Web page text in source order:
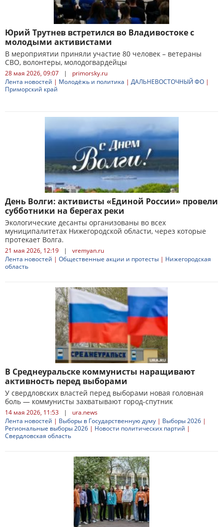
Юрий Трутнев встретился во Владивостоке с
молодыми активистами
В мероприятии приняли участие 80 человек – ветераны
СВО, волонтеры, молодогвардейцы
28 мая 2026, 09:07 |
primorsky.ru
Лента новостей | Молодёжь и политика | ДАЛЬНЕВОСТОЧНЫЙ ФО |
Приморский край
День Волги: активисты «Единой России» провели
субботники на берегах реки
Экологические десанты организованы во всех
муниципалитетах Нижегородской области, через которые
протекает Волга.
21 мая 2026, 12:19 |
vremyan.ru
Лента новостей | Общественные акции и протесты | Нижегородская
область
В Среднеуральске коммунисты наращивают
активность перед выборами
У свердловских властей перед выборами новая головная
боль — коммунисты захватывают город-спутник
14 мая 2026, 11:53 |
ura.news
Лента новостей | Выборы в Государственную думу | Выборы 2026 |
Региональные выборы 2026 | Новости политических партий |
Свердловская область